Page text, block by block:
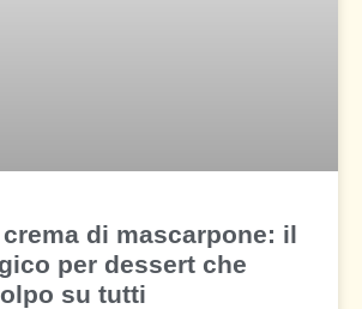
di mascarpone: il
per dessert che
su tutti